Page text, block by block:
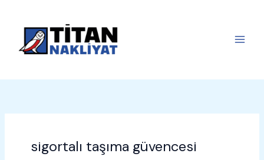
sigortalı taşıma güvencesi